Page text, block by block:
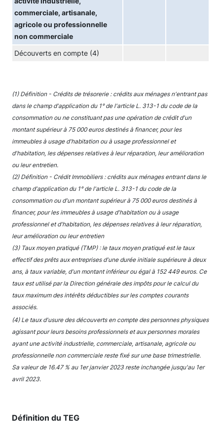
commerciale, artisanale,
agricole ou professionnelle
non commerciale
Découverts en compte (4)
(1) Définition - Crédits de trésorerie : crédits aux ménages n'entrant pas
dans le champ d'application du 1° de l'article L. 313-1 du code de la
consommation ou ne constituant pas une opération de crédit d'un
montant supérieur à 75 000 euros destinés à financer, pour les
immeubles à usage d'habitation ou à usage professionnel et
d'habitation, les dépenses relatives à leur réparation, leur amélioration
ou leur entretien.
(2) Définition - Crédit Immobiliers : crédits aux ménages entrant dans le
champ d'application du 1° de l'article L. 313-1 du code de la
consommation ou d'un montant supérieur à 75 000 euros destinés à
financer, pour les immeubles à usage d'habitation ou à usage
professionnel et d'habitation, les dépenses relatives à leur réparation,
leur amélioration ou leur entretien
(3) Taux moyen pratiqué (TMP) : le taux moyen pratiqué est le taux
effectif des prêts aux entreprises d'une durée initiale supérieure à deux
ans, à taux variable, d'un montant inférieur ou égal à 152 449 euros. Ce
taux est utilisé par la Direction générale des impôts pour le calcul du
taux maximum des intérêts déductibles sur les comptes courants
associés.
(4) Le taux d'usure des découverts en compte des personnes physiques
agissant pour leurs besoins professionnels et aux personnes morales
ayant une activité industrielle, commerciale, artisanale, agricole ou
professionnelle non commerciale reste fixé sur une base trimestrielle.
Sa valeur de 16.47 % au 1er janvier 2023 reste inchangée jusqu'au 1er
avril 2023.
Définition du TEG